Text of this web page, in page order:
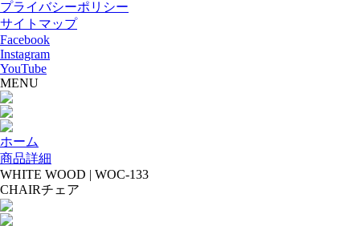
プライバシーポリシー
サイトマップ
Facebook
Instagram
YouTube
MENU
ホーム
商品詳細
WHITE WOOD | WOC-133
CHAIRチェア